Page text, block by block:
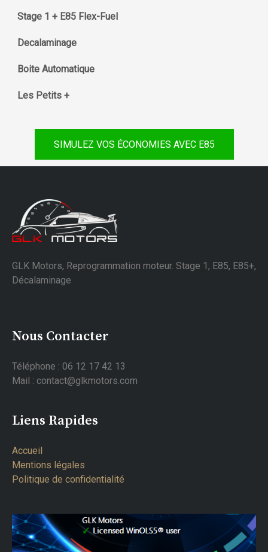
Stage 1 + E85 Flex-Fuel
Decalaminage
Boite Automatique
Les Petits +
SIMULEZ VOS ÉCONOMIES AVEC E85
GLK Motors, Reprogrammation moteur. Stage 1, E85, E85+,
Décalaminage
Nous Contacter
Téléphone : 06 12 17 42 13
Mail : contact@glkmotors.com
Liens Rapides
Accueil
Mentions légales
Politique de confidentialité